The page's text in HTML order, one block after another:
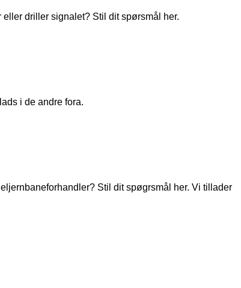
driller signalet? Stil dit spørsmål her.
i de andre fora.
Stil dit spøgrsmål her. Vi tillader